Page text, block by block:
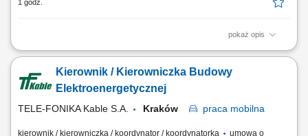
1 godz.
pokaż opis
Miejsce pracy: Niemcy Zakres obowiązków: Organizowanie i
Współpraca z kierownictwem budowy po stronie niemieckiej.
Nadzorowanie jakości oraz terminowej realizacji prac montażowych.
Kierownik / Kierowniczka Budowy
Elektroenergetycznej
TELE-FONIKA Kable S.A. Kraków praca mobilna
kierownik / kierowniczka / koordynator / koordynatorka
umowa o